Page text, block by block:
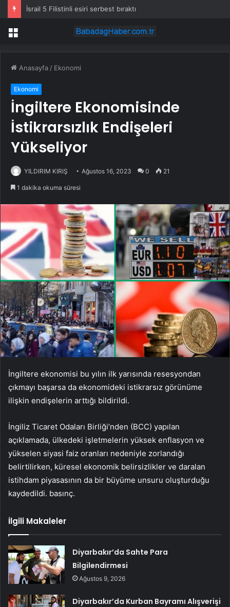
İsrail 5 Filistinli esiri serbest bıraktı
Menü
Anasayfa / Ekonomi
Ekonomi
İngiltere Ekonomisinde
İstikrarsızlık Endişeleri
Yükseliyor
YILDIRIM KIRIŞ Ağustos 16, 2023 0 21
1 dakika okuma süresi
İngiltere ekonomisi bu yılın ilk yarısında resesyondan
çıkmayı başarsa da ekonomideki istikrarsız görünüme
ilişkin endişelerin arttığı bildirildi.
İngiliz Ticaret Odaları Birliği’nden (BCC) yapılan
açıklamada, ülkedeki işletmelerin yüksek enflasyon ve
yükselen siyasi faiz oranları nedeniyle zorlandığı
belirtilirken, küresel ekonomik belirsizlikler ve daralan
istihdam piyasasının da bir büyüme unsuru oluşturduğu
kaydedildi. basınç.
İlgili Makaleler
Diyarbakır’da Sahte Para
Bilgilendirmesi
Ağustos 9, 2026
Diyarbakır’da Kurban Bayramı Alışverişi